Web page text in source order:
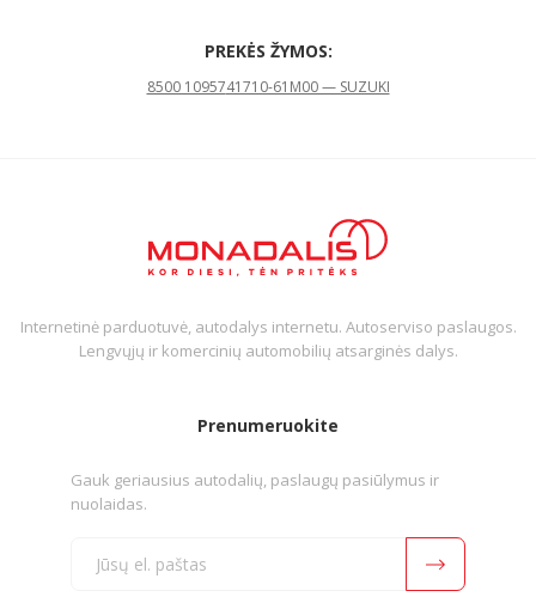
PREKĖS ŽYMOS:
8500 1095741710-61M00 — SUZUKI
Internetinė parduotuvė, autodalys internetu. Autoserviso paslaugos.
Lengvųjų ir komercinių automobilių atsarginės dalys.
Prenumeruokite
Gauk geriausius autodalių, paslaugų pasiūlymus ir
nuolaidas.